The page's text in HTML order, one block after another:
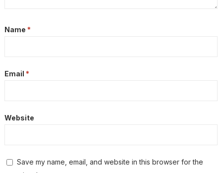
Name *
Email *
Website
Save my name, email, and website in this browser for the